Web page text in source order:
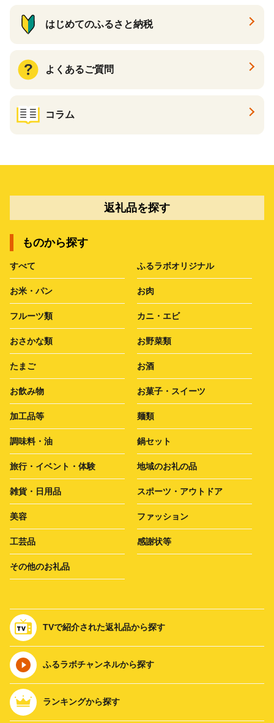
はじめてのふるさと納税
よくあるご質問
コラム
返礼品を探す
ものから探す
すべて ふるラボオリジナル
お米・パン お肉
フルーツ類 カニ・エビ
おさかな類 お野菜類
たまご お酒
お飲み物 お菓子・スイーツ
加工品等 麺類
調味料・油 鍋セット
旅行・イベント・体験 地域のお礼の品
雑貨・日用品 スポーツ・アウトドア
美容 ファッション
工芸品 感謝状等
その他のお礼品
TVで紹介された返礼品から探す
ふるラボチャンネルから探す
ランキングから探す